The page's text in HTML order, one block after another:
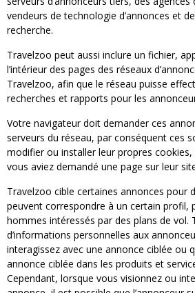
vendeurs de technologie d’annonces et
recherche.
Travelzoo peut aussi inclure un fichier,
l’intérieur des pages des réseaux
Travelzoo, afin que le réseau puisse
recherches et rapports pour les
Votre navigateur doit demander ces
serveurs du réseau, par conséquent ces
modifier ou installer leur propres
vous aviez demandé une page sur leur
Travelzoo cible certaines annonces pour
peuvent correspondre à un certain profil,
hommes intéressés par des plans de vol.
d’informations personnelles aux
interagissez avec une annonce ciblée ou
annonce ciblée dans les produits et
Cependant, lorsque vous visionnez ou